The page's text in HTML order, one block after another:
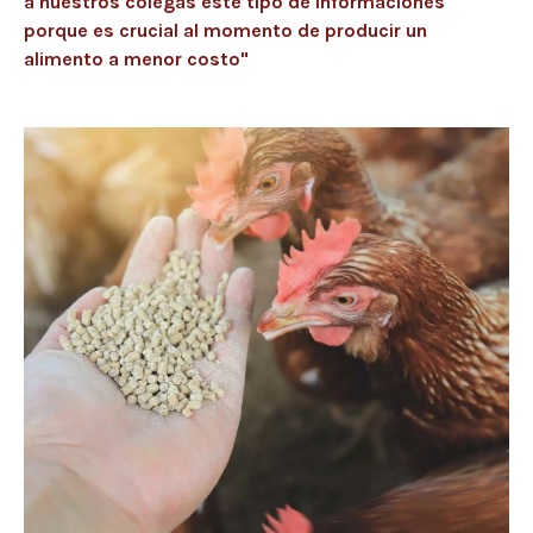
porque es crucial al momento de producir un
alimento a menor costo"